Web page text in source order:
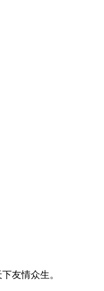
友情众生。